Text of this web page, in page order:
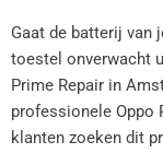
Gaat de batterij van
toestel onverwacht
Prime Repair in
professionele Oppo
klanten zoeken dit